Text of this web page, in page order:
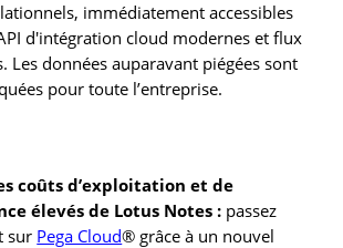
immédiatement accessibles
d'intégration cloud modernes et flux
Les données auparavant piégées sont
pour toute l’entreprise.
coûts d’exploitation et de
élevés de Lotus Notes : passez
sur Pega Cloud® grâce à un nouvel